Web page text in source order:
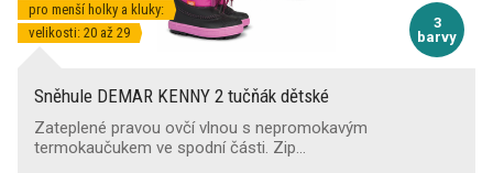
3
barvy
pro menší holky a kluky:
velikosti: 20 až 29
Sněhule DEMAR KENNY 2 tučňák dětské
Zateplené pravou ovčí vlnou s nepromokavým
termokaučukem ve spodní části. Zip…